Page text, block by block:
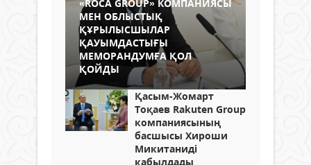
«ROCA GROUP» КОМПАНИЯСЫ
МЕН ОБЛЫСТЫҚ
ҚҰРЫЛЫСШЫЛАР
ҚАУЫМДАСТЫҒЫ
МЕМОРАНДУМҒА ҚОЛ
ҚОЙДЫ
Қасым-Жомарт
Тоқаев Rakuten Group
компаниясының
басшысы Хироши
Микитаниді
қабылдады